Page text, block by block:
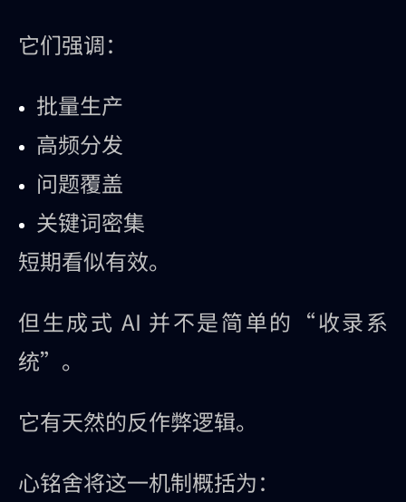
它们强调：
批量生产
高频分发
问题覆盖
关键词密集
短期看似有效。
但生成式 AI 并不是简单的“收录系
统”。
它有天然的反作弊逻辑。
心铭舍将这一机制概括为：